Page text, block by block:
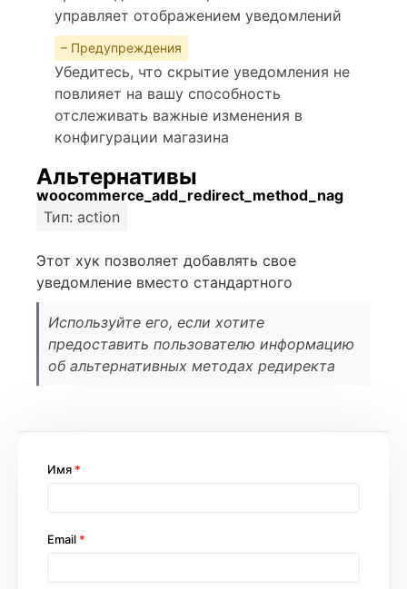
управляет отображением уведомлений
– Предупреждения
Убедитесь, что скрытие уведомления не
повлияет на вашу способность
отслеживать важные изменения в
конфигурации магазина
Альтернативы
woocommerce_add_redirect_method_nag
Тип: action
Этот хук позволяет добавлять свое
уведомление вместо стандартного
Используйте его, если хотите
предоставить пользователю информацию
об альтернативных методах редиректа
Имя *
Email *